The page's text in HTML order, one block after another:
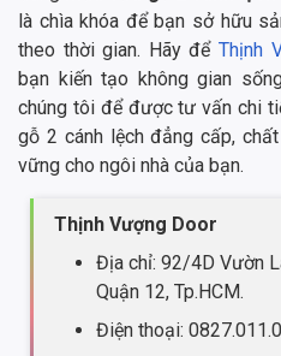
là chìa khóa để bạn sở hữu
theo thời gian. Hãy để Thịnh
bạn kiến tạo không gian
chúng tôi để được tư vấn chi
gỗ 2 cánh lệch đẳng cấp,
vững cho ngôi nhà của bạn.
Thịnh Vượng Door
Địa chỉ: 92/4D Vườn
Quận 12, Tp.HCM.
Điện thoại: